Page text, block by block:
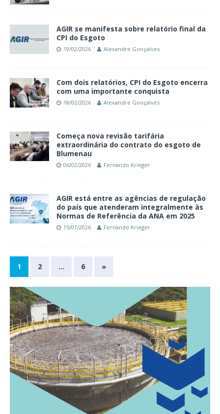
AGIR se manifesta sobre relatório final da
CPI do Esgoto
19/02/2026 Alexandre Gonçalves
Com dois relatórios, CPI do Esgoto encerra
com uma importante conquista
18/02/2026 Alexandre Gonçalves
Começa nova revisão tarifária
extraordinária do contrato do esgoto de
Blumenau
06/02/2026 Fernando Krieger
AGIR está entre as agências de regulação
do país que atenderam integralmente às
Normas de Referência da ANA em 2025
15/01/2026 Fernando Krieger
1 2 … 6 »